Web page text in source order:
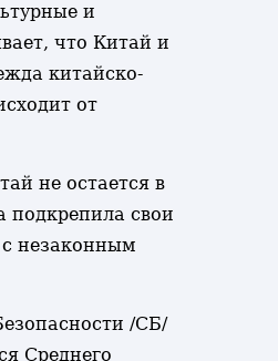
и
что Китай и
китайско-
от
не остается в
подкрепила свои
с незаконным
/СБ/
Среднего